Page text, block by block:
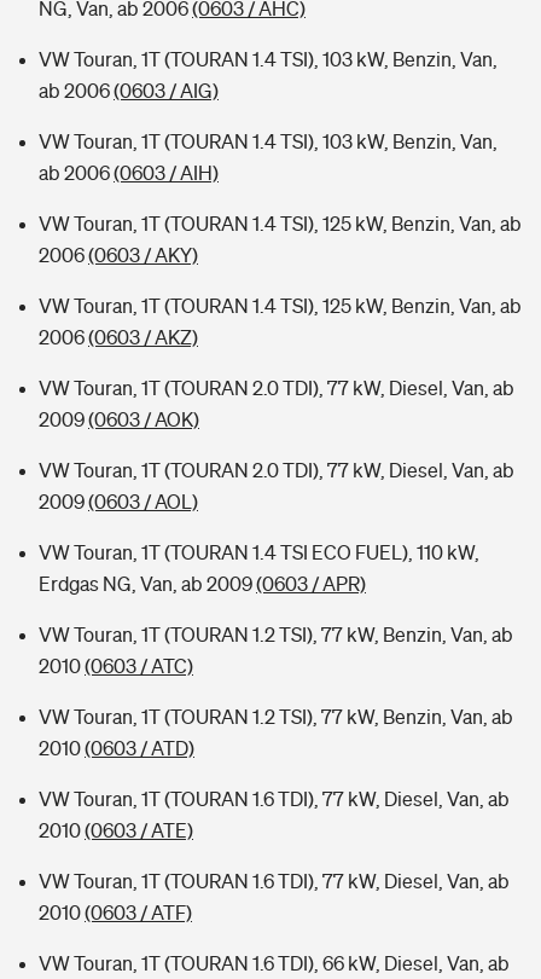
NG, Van, ab 2006(0603 / AHC)
VW Touran, 1T (TOURAN 1.4 TSI), 103 kW, Benzin, Van,
ab 2006(0603 / AIG)
VW Touran, 1T (TOURAN 1.4 TSI), 103 kW, Benzin, Van,
ab 2006(0603 / AIH)
VW Touran, 1T (TOURAN 1.4 TSI), 125 kW, Benzin, Van, ab
2006(0603 / AKY)
VW Touran, 1T (TOURAN 1.4 TSI), 125 kW, Benzin, Van, ab
2006(0603 / AKZ)
VW Touran, 1T (TOURAN 2.0 TDI), 77 kW, Diesel, Van, ab
2009(0603 / AOK)
VW Touran, 1T (TOURAN 2.0 TDI), 77 kW, Diesel, Van, ab
2009(0603 / AOL)
VW Touran, 1T (TOURAN 1.4 TSI ECO FUEL), 110 kW,
Erdgas NG, Van, ab 2009(0603 / APR)
VW Touran, 1T (TOURAN 1.2 TSI), 77 kW, Benzin, Van, ab
2010(0603 / ATC)
VW Touran, 1T (TOURAN 1.2 TSI), 77 kW, Benzin, Van, ab
2010(0603 / ATD)
VW Touran, 1T (TOURAN 1.6 TDI), 77 kW, Diesel, Van, ab
2010(0603 / ATE)
VW Touran, 1T (TOURAN 1.6 TDI), 77 kW, Diesel, Van, ab
2010(0603 / ATF)
VW Touran, 1T (TOURAN 1.6 TDI), 66 kW, Diesel, Van, ab